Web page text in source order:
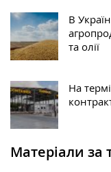
В
та олії
На
Матеріали за